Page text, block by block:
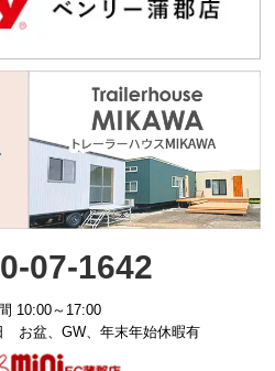
07-1642
10:00～17:00
お盆、GW、年末年始休暇有